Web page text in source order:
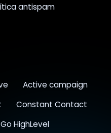
antispam
Active campaign
Constant Contact
Go HighLevel